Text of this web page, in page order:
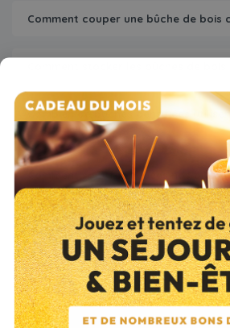
Comment couper une bûche de bois
Combien de bûches densifiées
journée entière ?
Comment sont fabriquées nos bûches
Quels sont les avantages des
Quels sont les systèmes de
aux bûches densifiées ?